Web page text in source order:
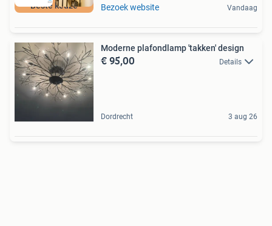
Beste keuze Bezoek website Vandaag
Moderne plafondlamp 'takken' design
€ 95,00 Details
Dordrecht 3 aug 26